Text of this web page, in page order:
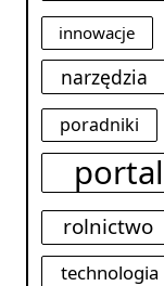
innowacje
narzędzia
poradniki
portal
rolnictwo
technologia